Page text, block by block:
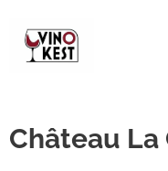
Château La